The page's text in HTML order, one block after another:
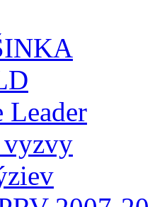
Leader